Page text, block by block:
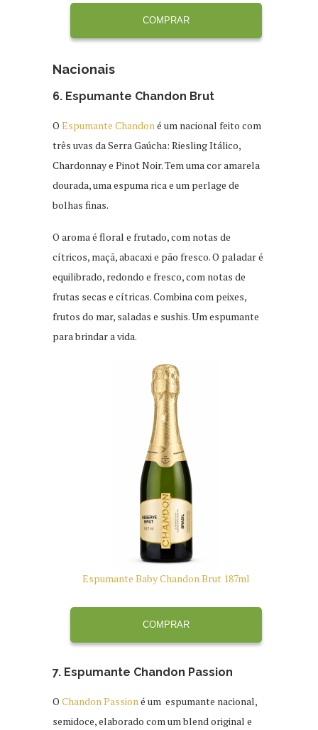
COMPRAR
Nacionais
6. Espumante Chandon Brut
O Espumante Chandoné um nacional feito com
três uvas da Serra Gaúcha: Riesling Itálico,
Chardonnay e Pinot Noir. Tem uma cor amarela
dourada, uma espuma rica e um perlage de
bolhas finas.
O aroma é floral e frutado, com notas de
cítricos, maçã, abacaxi e pão fresco. O paladar é
equilibrado, redondo e fresco, com notas de
frutas secas e cítricas. Combina com peixes,
frutos do mar, saladas e sushis. Um espumante
para brindar a vida.
Espumante Baby Chandon Brut 187ml
COMPRAR
7. Espumante Chandon Passion
O Chandon Passioné um espumante nacional,
semidoce, elaborado com um blend original e